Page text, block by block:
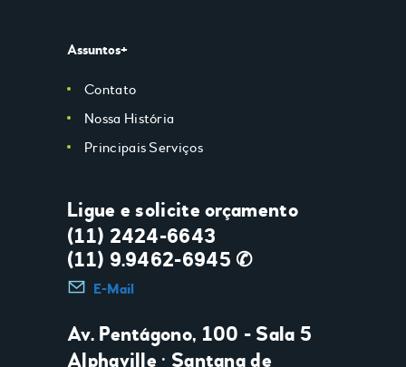
Assuntos+
Contato
Nossa História
Principais Serviços
Ligue e solicite orçamento
(11) 2424-6643
(11) 9.9462-6945 ✆
E-Mail
Av. Pentágono, 100 - Sala 5
Alphaville • Santana de